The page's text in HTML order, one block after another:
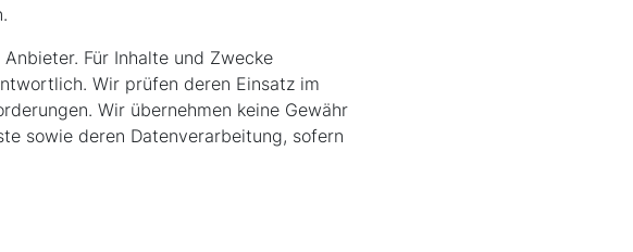
Für Inhalte und Zwecke
Wir prüfen deren Einsatz im
Wir übernehmen keine Gewähr
sowie deren Datenverarbeitung, sofern